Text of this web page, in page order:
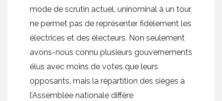
mode de scrutin actuel, uninominal à un tour,
ne permet pas de représenter fidèlement les
électrices et des électeurs. Non seulement
avons-nous connu plusieurs gouvernements
élus avec moins de votes que leurs
opposants, mais la répartition des sièges à
l’Assemblée nationale diffère